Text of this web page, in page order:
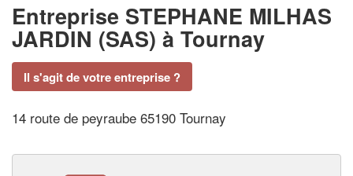
Entreprise STEPHANE MILHAS
JARDIN (SAS) à Tournay
Il s'agit de votre entreprise ?
14 route de peyraube 65190 Tournay